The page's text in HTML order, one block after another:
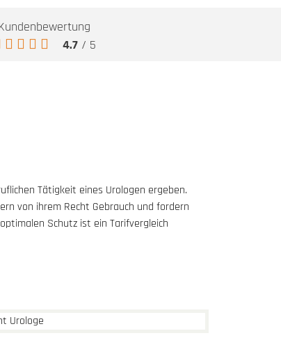
4.7/ 5
Tätigkeit eines Urologen ergeben.
von ihrem Recht Gebrauch und fordern
Schutz ist ein Tarifvergleich